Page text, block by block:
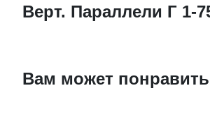
Верт. Параллели Г 1-
Вам может